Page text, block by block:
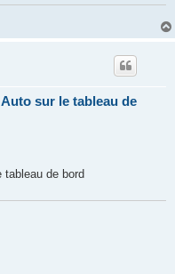
sur le tableau de
de bord